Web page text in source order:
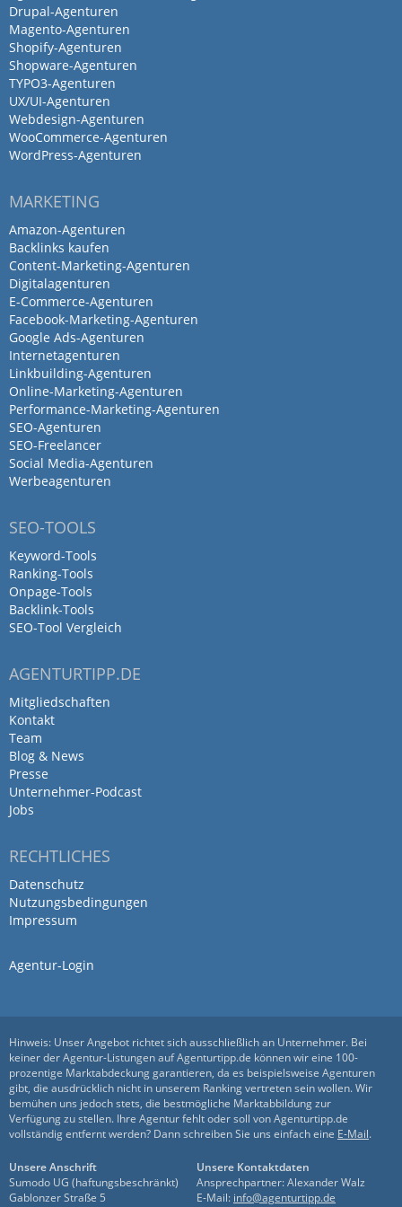
und bietet eine hervorragende, gründliche
Bedarfsanalyse an. Das Ergebnis: eine
perfekt passende Strategie. Sehr
kompetent und absolut empfehlenswert!
Antwort von Nette Media GmbH
28. Oktober 2025
Vielen Dank Severine! Wir freuen uns…
Top Agentur für modernes
Online-Marketing!
Nette Media überzeugt…
von Dirk Letter · 17. Oktober 2025
Top Agentur für modernes Online-
Marketing!
Nette Media überzeugt mit kreativen
Ideen, professioneller Umsetzung und
einem starken Gespür für digitale Trends.
und mit echter Leidenschaft für jedes
Projekt.
Besonders beeindruckt hat mich die
individuelle Beratung und die Fähigkeit,
komplexe Inhalte in starke visuelle
Konzepte zu verwandeln.
– hier bekommt man alles aus einer Hand
und auf höchstem Niveau.
Klare Empfehlung für alle, die ihre digitale
Präsenz auf das nächste Level bringen
möchten!
Vielen lieben Dank Dirk! Wir freuen
uns…
Ich habe mich kostenlos beraten
lassen und eine super
von Julia Bretones Pascual · 25. September 2025
Ich habe mich kostenlos beraten lassen
und eine super Erfahrung gemacht!
Dennie ist ein authentischer Kerl mit guter
Telefon wurden mir viele hilfreiche Tips
gegeben, die mein Unternehmen
Drupal-Agenturen
Magento-Agenturen
Shopify-Agenturen
Shopware-Agenturen
TYPO3-Agenturen
UX/UI-Agenturen
Webdesign-Agenturen
WooCommerce-Agenturen
WordPress-Agenturen
MARKETING
Amazon-Agenturen
Backlinks kaufen
Content-Marketing-Agenturen
Digitalagenturen
E-Commerce-Agenturen
Facebook-Marketing-Agenturen
Google Ads-Agenturen
Internetagenturen
Linkbuilding-Agenturen
Online-Marketing-Agenturen
Performance-Marketing-Agenturen
SEO-Agenturen
SEO-Freelancer
Social Media-Agenturen
Werbeagenturen
SEO-TOOLS
Keyword-Tools
Ranking-Tools
Onpage-Tools
Backlink-Tools
SEO-Tool Vergleich
AGENTURTIPP.DE
Mitgliedschaften
Kontakt
Team
Blog & News
Presse
Unternehmer-Podcast
Jobs
RECHTLICHES
Datenschutz
Nutzungsbedingungen
Impressum
Agentur-Login
Hinweis: Unser Angebot richtet sich ausschließlich an Unternehmer. Bei
keiner der Agentur-Listungen auf Agenturtipp.de können wir eine 100-
prozentige Marktabdeckung garantieren, da es beispielsweise Agenturen
gibt, die ausdrücklich nicht in unserem Ranking vertreten sein wollen. Wir
bemühen uns jedoch stets, die bestmögliche Marktabbildung zur
Verfügung zu stellen. Ihre Agentur fehlt oder soll von Agenturtipp.de
vollständig entfernt werden? Dann schreiben Sie uns einfach eine E-Mail.
Unsere Anschrift
Sumodo UG (haftungsbeschränkt)
Gablonzer Straße 5
Unsere Kontaktdaten
Ansprechpartner: Alexander Walz
E-Mail: info@agenturtipp.de